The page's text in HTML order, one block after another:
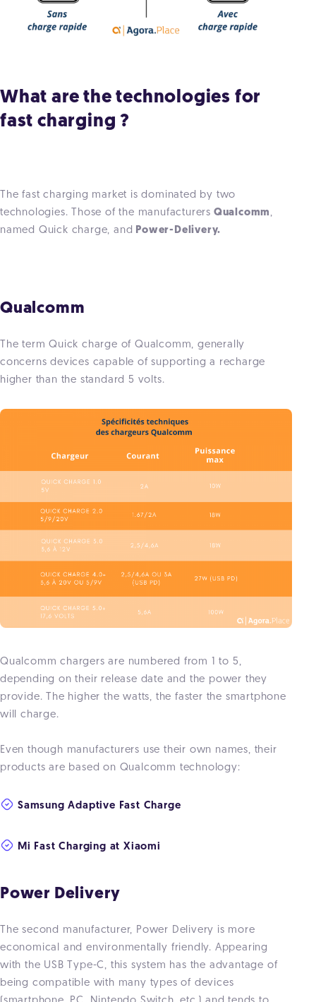
What are the technologies for
fast charging ?
The fast charging market is dominated by two
technologies. Those of the manufacturers Qualcomm ,
named Quick charge, and Power-Delivery.
Qualcomm
The term Quick charge of Qualcomm, generally
concerns devices capable of supporting a recharge
higher than the standard 5 volts.
Qualcomm chargers are numbered from 1 to 5,
depending on their release date and the power they
provide. The higher the watts, the faster the smartphone
will charge.
Even though manufacturers use their own names, their
products are based on Qualcomm technology:
Samsung Adaptive Fast Charge
Mi Fast Charging at Xiaomi
Power Delivery
The second manufacturer, Power Delivery is more
economical and environmentally friendly. Appearing
with the USB Type-C, this system has the advantage of
being compatible with many types of devices